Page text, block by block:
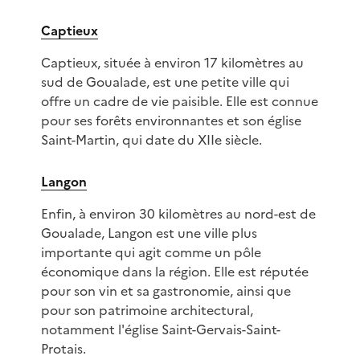
Captieux
Captieux, située à environ 17 kilomètres au
sud de Goualade, est une petite ville qui
offre un cadre de vie paisible. Elle est connue
pour ses forêts environnantes et son église
Saint-Martin, qui date du XIIe siècle.
Langon
Enfin, à environ 30 kilomètres au nord-est de
Goualade, Langon est une ville plus
importante qui agit comme un pôle
économique dans la région. Elle est réputée
pour son vin et sa gastronomie, ainsi que
pour son patrimoine architectural,
notamment l'église Saint-Gervais-Saint-
Protais.